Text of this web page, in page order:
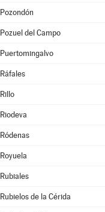
Pozondón
Pozuel del Campo
Puertomingalvo
Ráfales
Rillo
Riodeva
Ródenas
Royuela
Rubiales
Rubielos de la Cérida